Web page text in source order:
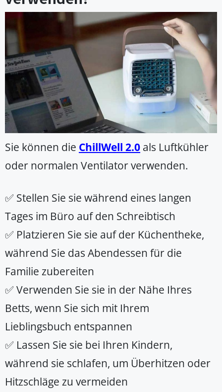
Sie können die ChillWell 2.0 als Luftkühler
oder normalen Ventilator verwenden.
✅ Stellen Sie sie während eines langen
Tages im Büro auf den Schreibtisch
✅ Platzieren Sie sie auf der Küchentheke,
während Sie das Abendessen für die
Familie zubereiten
✅ Verwenden Sie sie in der Nähe Ihres
Betts, wenn Sie sich mit Ihrem
Lieblingsbuch entspannen
✅ Lassen Sie sie bei Ihren Kindern,
während sie schlafen, um Überhitzen oder
Hitzschläge zu vermeiden